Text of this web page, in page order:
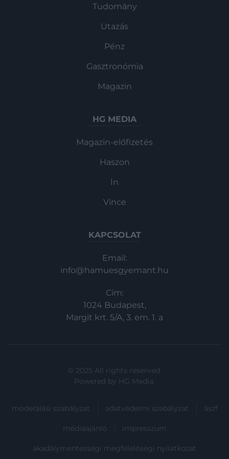
Tudomány
Utazás
Pénz
Gasztronómia
Magazin
HG MEDIA
Magazin-előfizetés
Haszon
In
Vince
KAPCSOLAT
Email:
info@hamuesgyemant.hu
Cím:
1024 Budapest,
Margit krt. 5/A, 3. em. 1. a
© 2025 All rights reserved.
Powered by HG Media.
moderálási szabályzat adatvédelmi szabályzat ászf
médiaajánló impresszum
akadálymentességi megfelelőségi nyilatkozat